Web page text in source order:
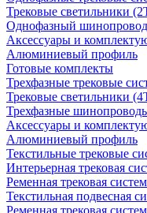
Трековые светильники
Однофазный
Аксессуары и
Алюминиевый профиль
Готовые комплекты
Трехфазные трековые
Трековые светильники
Трехфазные
Аксессуары и
Алюминиевый профиль
Текстильные трековые
Интерьерная трековая
Ременная трековая
Текстильная подвесная
Ременная трековая